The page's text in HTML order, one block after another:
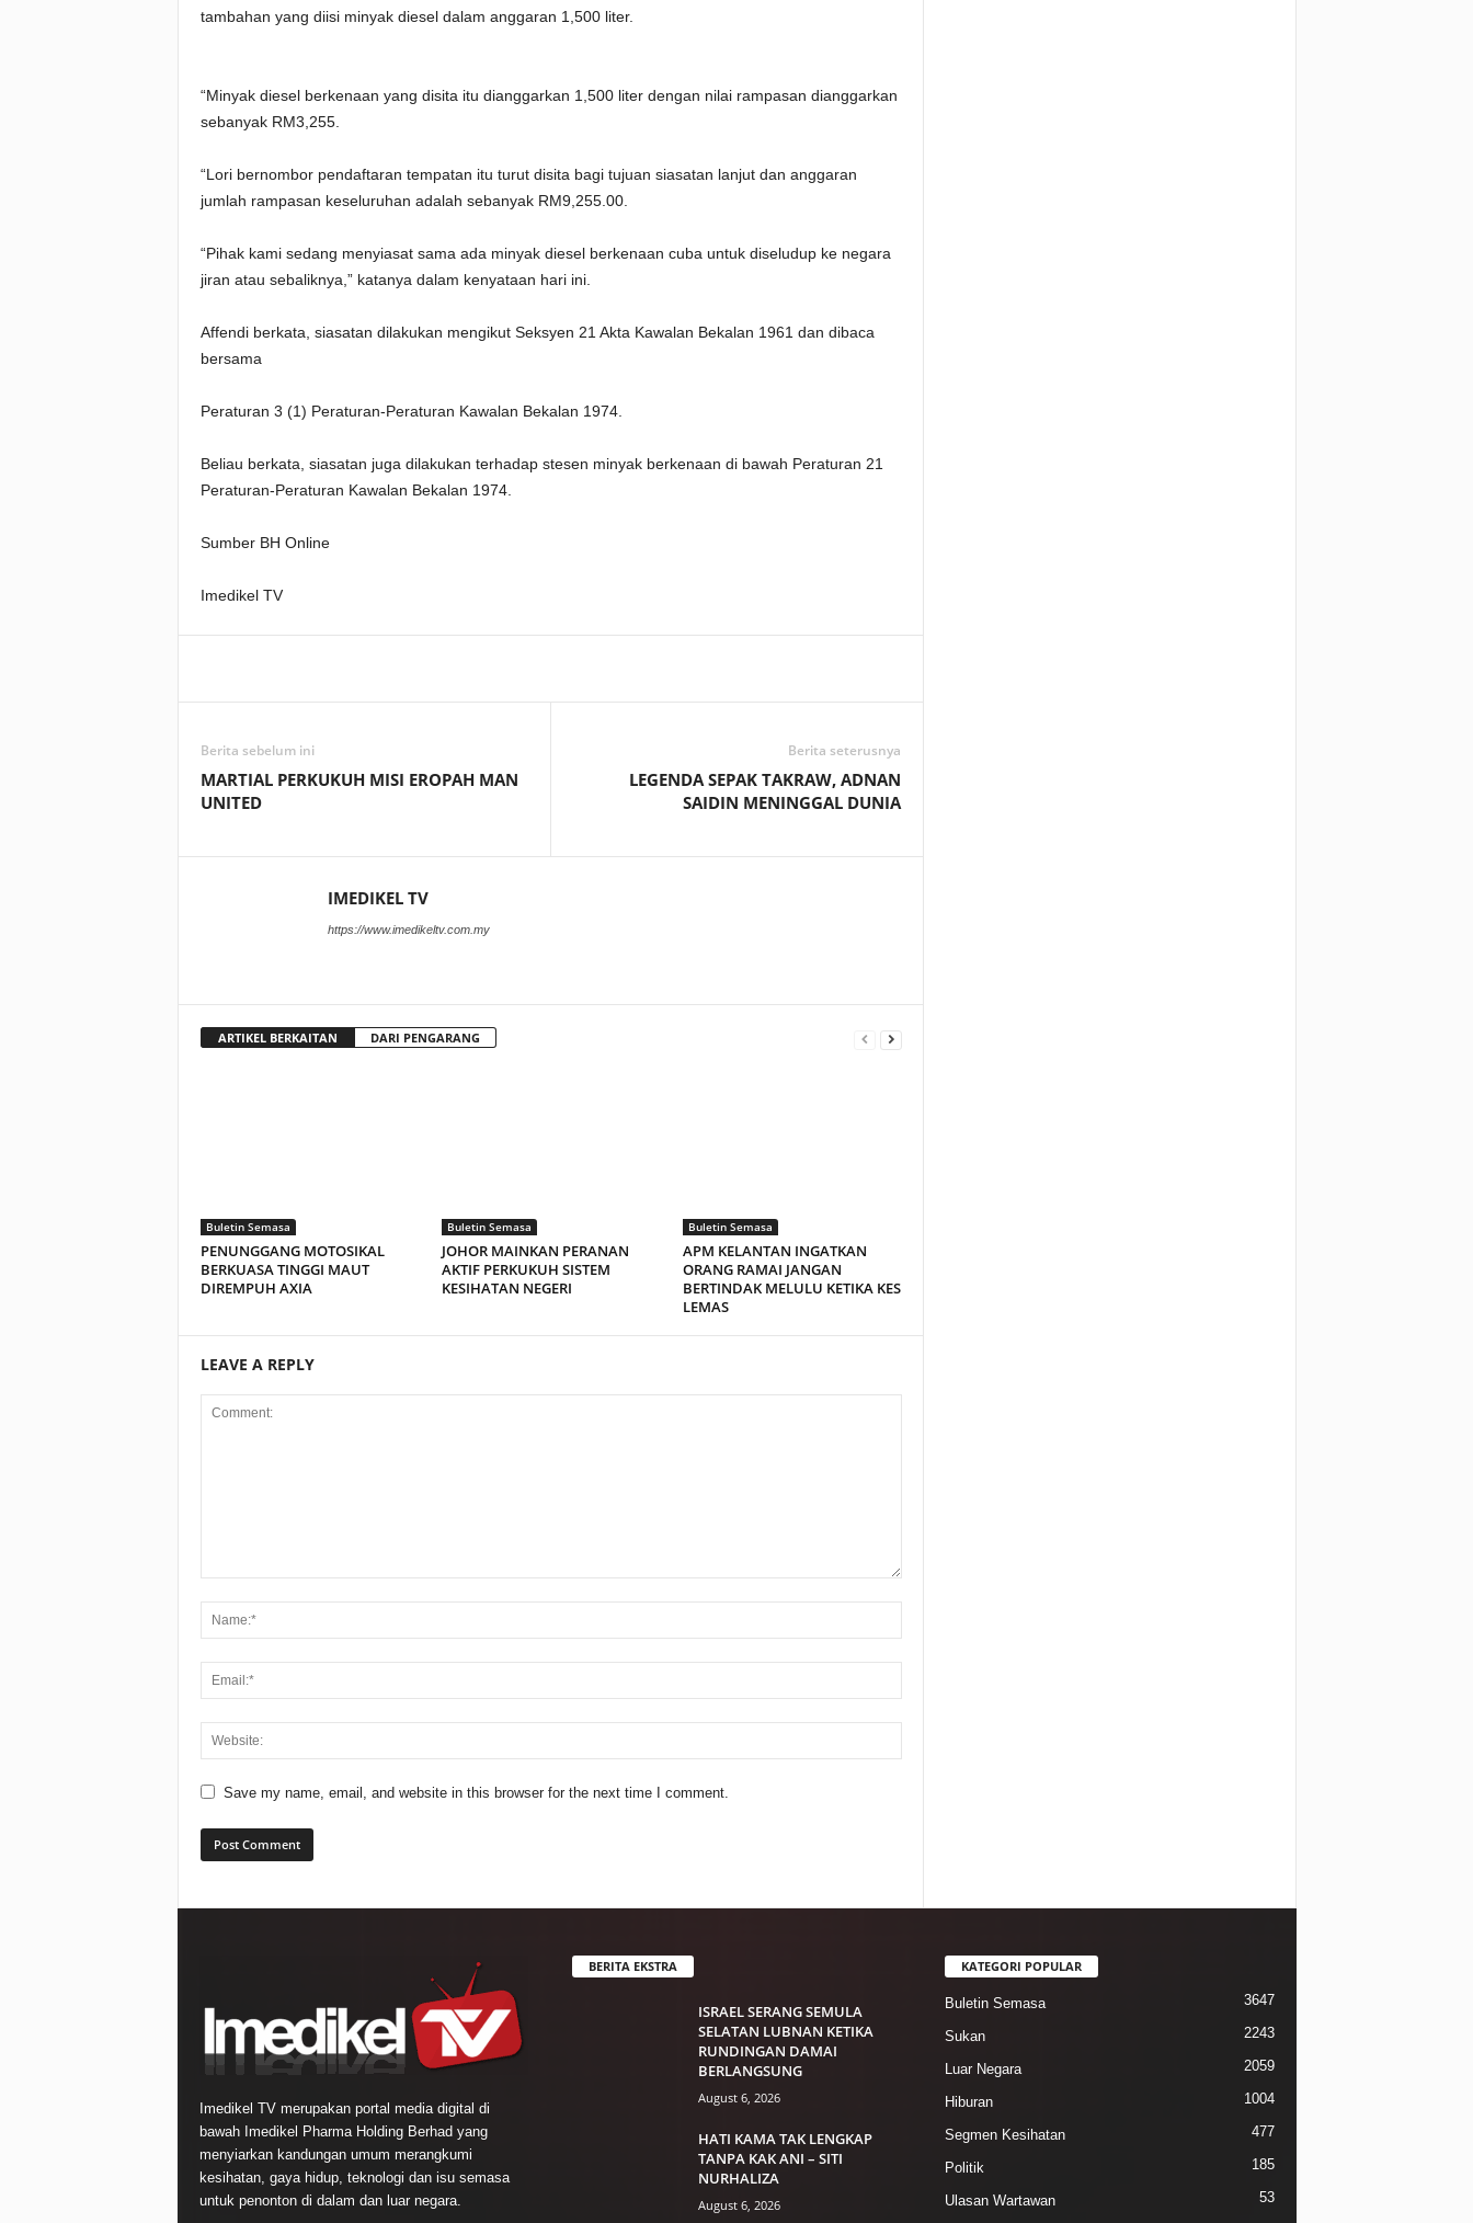
tambahan yang diisi minyak diesel dalam anggaran 1,500 liter.
“Minyak diesel berkenaan yang disita itu dianggarkan 1,500 liter dengan nilai rampasan dianggarkan
sebanyak RM3,255.
“Lori bernombor pendaftaran tempatan itu turut disita bagi tujuan siasatan lanjut dan anggaran
jumlah rampasan keseluruhan adalah sebanyak RM9,255.00.
“Pihak kami sedang menyiasat sama ada minyak diesel berkenaan cuba untuk diseludup ke negara
jiran atau sebaliknya,” katanya dalam kenyataan hari ini.
Affendi berkata, siasatan dilakukan mengikut Seksyen 21 Akta Kawalan Bekalan 1961 dan dibaca
bersama
Peraturan 3 (1) Peraturan-Peraturan Kawalan Bekalan 1974.
Beliau berkata, siasatan juga dilakukan terhadap stesen minyak berkenaan di bawah Peraturan 21
Peraturan-Peraturan Kawalan Bekalan 1974.
Sumber BH Online
Imedikel TV
Berita sebelum ini
MARTIAL PERKUKUH MISI EROPAH MAN
UNITED
Berita seterusnya
LEGENDA SEPAK TAKRAW, ADNAN
SAIDIN MENINGGAL DUNIA
IMEDIKEL TV
https://www.imedikeltv.com.my
ARTIKEL BERKAITAN DARI PENGARANG
Buletin Semasa
PENUNGGANG MOTOSIKAL
BERKUASA TINGGI MAUT
DIREMPUH AXIA
Buletin Semasa
JOHOR MAINKAN PERANAN
AKTIF PERKUKUH SISTEM
KESIHATAN NEGERI
Buletin Semasa
APM KELANTAN INGATKAN
ORANG RAMAI JANGAN
BERTINDAK MELULU KETIKA KES
LEMAS
LEAVE A REPLY
Save my name, email, and website in this browser for the next time I comment.
Imedikel TV merupakan portal media digital di
bawah Imedikel Pharma Holding Berhad yang
menyiarkan kandungan umum merangkumi
kesihatan, gaya hidup, teknologi dan isu semasa
untuk penonton di dalam dan luar negara.
BERITA EKSTRA
ISRAEL SERANG SEMULA
SELATAN LUBNAN KETIKA
RUNDINGAN DAMAI
BERLANGSUNG
August 6, 2026
HATI KAMA TAK LENGKAP
TANPA KAK ANI – SITI
NURHALIZA
August 6, 2026
KATEGORI POPULAR
Buletin Semasa 3647
Sukan 2243
Luar Negara 2059
Hiburan 1004
Segmen Kesihatan 477
Politik 185
Ulasan Wartawan 53